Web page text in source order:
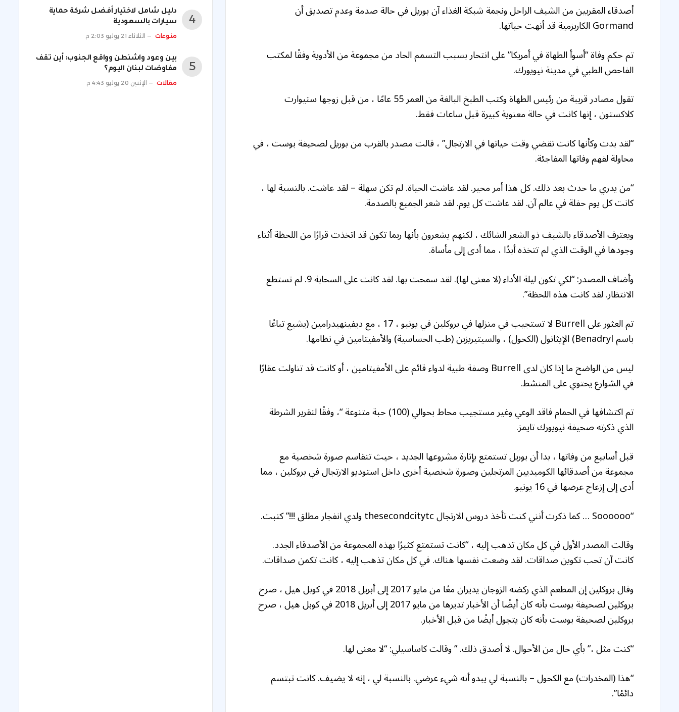
أصدقاء المقربين من الشيف الراحل ونجمة شبكة الغذاء آن بوريل في حالة صدمة وعدم تصديق أن
Gormand الكاريزمية قد أنهت حياتها.
تم حكم وفاة “أسوأ الطهاة في أمريكا” على انتحار بسبب التسمم الحاد من مجموعة من الأدوية وفقًا لمكتب
الفاحص الطبي في مدينة نيويورك.
تقول مصادر قريبة من رئيس الطهاة وكتب الطبخ البالغة من العمر 55 عامًا ، من قبل زوجها ستيوارت
كلاكستون ، إنها كانت في حالة معنوية كبيرة قبل ساعات فقط.
“لقد بدت وكأنها كانت تقضي وقت حياتها في الارتجال” ، قالت مصدر بالقرب من بوريل لصحيفة بوست ، في
محاولة لفهم وفاتها المفاجئة.
“من يدري ما حدث بعد ذلك. كل هذا أمر محير. لقد عاشت الحياة. لم تكن سهلة – لقد عاشت. بالنسبة لها ،
كانت كل يوم حفلة في عالم آن. لقد عاشت كل يوم. لقد شعر الجميع بالصدمة.
ويعترف الأصدقاء بالشيف ذو الشعر الشائك ، لكنهم يشعرون بأنها ربما تكون قد اتخذت قرارًا من اللحظة أثناء
وجودها في الوقت الذي لم تتخذه أبدًا ، مما أدى إلى مأساة.
وأضاف المصدر: “لكي تكون ليلة الأداء (لا معنى لها). لقد سمحت بها. لقد كانت على السحابة 9. لم تستطع
الانتظار. لقد كانت هذه اللحظة”.
تم العثور على Burrell لا تستجيب في منزلها في بروكلين في يونيو ، 17 ، مع ديفينهيدرامين (يشيع تباعًا
باسم Benadryl) الإيثانول (الكحول) ، والسيتيريزين (طب الحساسية) والأمفيتامين في نظامها.
ليس من الواضح ما إذا كان لدى Burrell وصفة طبية لدواء قائم على الأمفيتامين ، أو كانت قد تناولت عقارًا
في الشوارع يحتوي على المنشط.
تم اكتشافها في الحمام فاقد الوعي وغير مستجيب محاط بحوالي (100) حبة متنوعة “، وفقًا لتقرير الشرطة
الذي ذكرته صحيفة نيويورك تايمز.
قبل أسابيع من وفاتها ، بدا أن بوريل تستمتع بإثارة مشروعها الجديد ، حيث تتقاسم صورة شخصية مع
مجموعة من أصدقائها الكوميديين المرتجلين وصورة شخصية أخرى داخل استوديو الارتجال في بروكلين ، مما
أدى إلى إزعاج عرضها في 16 يونيو.
“Soooooo … كما ذكرت أنني كنت تأخذ دروس الارتجال thesecondcitytc ولدي انفجار مطلق !!!” كتبت.
وقالت المصدر الأول في كل مكان تذهب إليه ، “كانت تستمتع كثيرًا بهذه المجموعة من الأصدقاء الجدد.
كانت آن تحب تكوين صداقات. لقد وضعت نفسها هناك. في كل مكان تذهب إليه ، كانت تكمن صداقات.
وقال بروكلين إن المطعم الذي ركضه الزوجان يديران معًا من مايو 2017 إلى أبريل 2018 في كوبل هيل ، صرح
بروكلين لصحيفة بوست بأنه كان أيضًا أن الأخبار تديرها من مايو 2017 إلى أبريل 2018 في كوبل هيل ، صرح
بروكلين لصحيفة بوست بأنه كان يتجول أيضًا من قبل الأخبار.
“كنت مثل ،” بأي حال من الأحوال. لا أصدق ذلك. ” وقالت كاساسيلي: “لا معنى لها.
“هذا (المخدرات) مع الكحول – بالنسبة لي يبدو أنه شيء عرضي. بالنسبة لي ، إنه لا يضيف. كانت تبتسم
دائمًا”.
دليل شامل لاختيار أفضل شركة حماية
سيارات بالسعودية
منوعات الثلاثاء 21 يوليو 2:03 م
بين وعود واشنطن وواقع الجنوب: أين تقف
مفاوضات لبنان اليوم؟
مقالات الإثنين 20 يوليو 4:43 م